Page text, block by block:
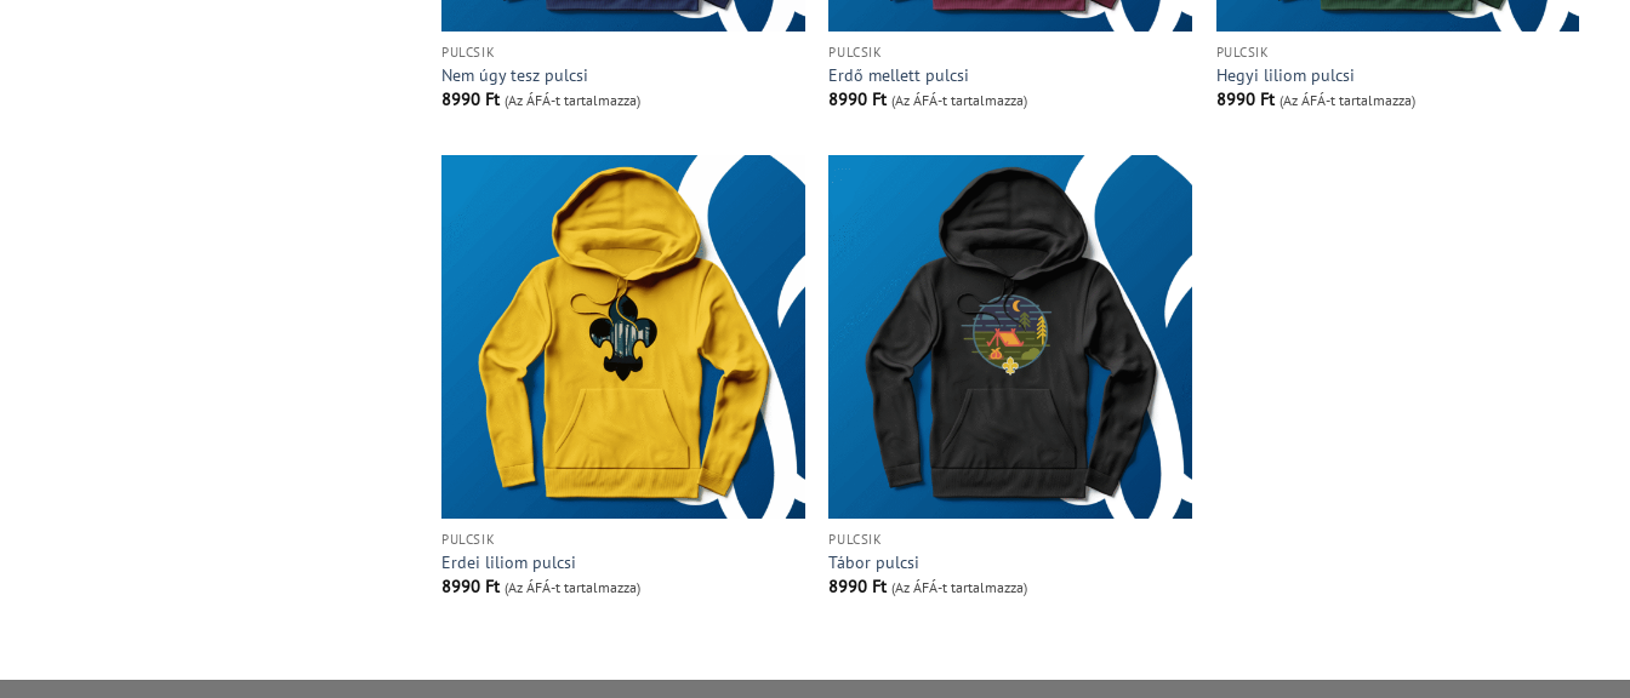
PULCSIK
Nem úgy tesz pulcsi
8990 Ft (Az ÁFÁ-t tartalmazza)
PULCSIK
Erdő mellett pulcsi
8990 Ft (Az ÁFÁ-t tartalmazza)
PULCSIK
Hegyi liliom pulcsi
8990 Ft (Az ÁFÁ-t tartalmazza)
PULCSIK
Erdei liliom pulcsi
8990 Ft (Az ÁFÁ-t tartalmazza)
PULCSIK
Tábor pulcsi
8990 Ft (Az ÁFÁ-t tartalmazza)